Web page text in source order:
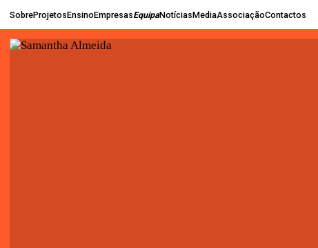
SobreProjetosEnsinoEmpresasEquipaNotíciasMediaAssociaçãoContactos